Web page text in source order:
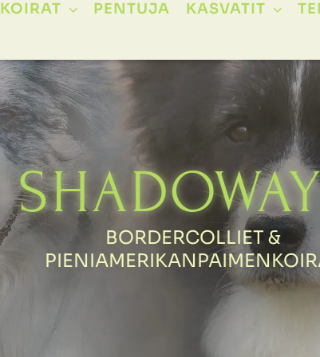
KOIRAT PENTUJA KASVATIT
BORDERCOLLIET &